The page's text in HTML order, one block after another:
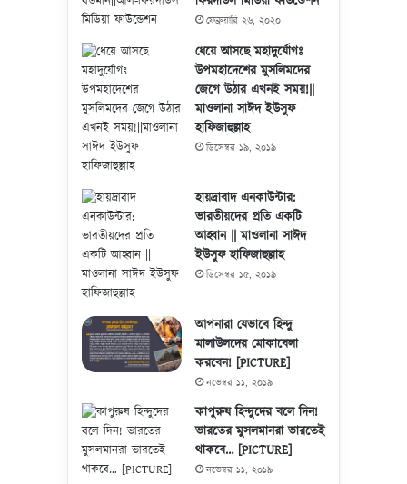
ফেব্রুয়ারি ২৬, ২০২০
ধেয়ে আসছে মহাদুর্যোগঃ
উপমহাদেশের মুসলিমদের
জেগে উঠার এখনই সময়!||
মাওলানা সাঈদ ইউসুফ
হাফিজাহুল্লাহ
ডিসেম্বর ১৯, ২০১৯
হায়দ্রাবাদ এনকাউন্টার:
ভারতীয়দের প্রতি একটি
আহ্বান || মাওলানা সাঈদ
ইউসুফ হাফিজাহুল্লাহ
ডিসেম্বর ১৫, ২০১৯
আপনারা যেভাবে হিন্দু
মালাউলদের মোকাবেলা
করবেন! [PICTURE]
নভেম্বর ১১, ২০১৯
কাপুরুষ হিন্দুদের বলে দিন!
ভারতের মুসলমানরা ভারতেই
থাকবে… [PICTURE]
নভেম্বর ১১, ২০১৯